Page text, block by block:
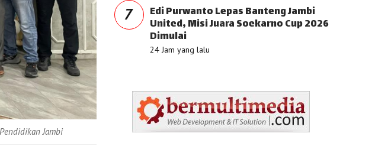
Jambi
7 Edi Purwanto Lepas Banteng Jambi
United, Misi Juara Soekarno Cup 2026
Dimulai
24 Jam yang lalu